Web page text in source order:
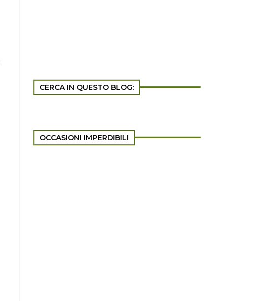
CERCA IN QUESTO BLOG:
OCCASIONI IMPERDIBILI